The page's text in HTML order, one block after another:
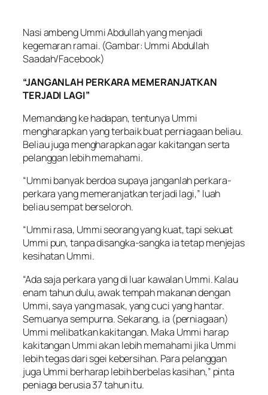
Nasi ambeng Ummi Abdullah yang menjadi
kegemaran ramai. (Gambar: Ummi Abdullah
Saadah/Facebook)
“JANGANLAH PERKARA MEMERANJATKAN
TERJADI LAGI”
Memandang ke hadapan, tentunya Ummi
mengharapkan yang terbaik buat perniagaan beliau.
Beliau juga mengharapkan agar kakitangan serta
pelanggan lebih memahami.
“Ummi banyak berdoa supaya janganlah perkara-
perkara yang memeranjatkan terjadi lagi,” luah
beliau sempat berseloroh.
“Ummi rasa, Ummi seorang yang kuat, tapi sekuat
Ummi pun, tanpa disangka-sangka ia tetap menjejas
kesihatan Ummi.
“Ada saja perkara yang di luar kawalan Ummi. Kalau
enam tahun dulu, awak tempah makanan dengan
Ummi, saya yang masak, yang cuci yang hantar.
Semuanya sempurna. Sekarang, ia (perniagaan)
Ummi melibatkan kakitangan. Maka Ummi harap
kakitangan Ummi akan lebih memahami jika Ummi
lebih tegas dari sgei kebersihan. Para pelanggan
juga Ummi berharap lebih berbelas kasihan,” pinta
peniaga berusia 37 tahun itu.